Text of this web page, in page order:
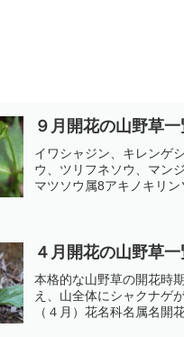
９月開花の山野草一
イワシャジン、キレンゲ
ウ、ツリフネソウ、マン
マツソウ属8アキノキリ
４月開花の山野草一
本格的な山野草の開花時
え、山全体にシャクナゲ
（４月）花名科名属名開